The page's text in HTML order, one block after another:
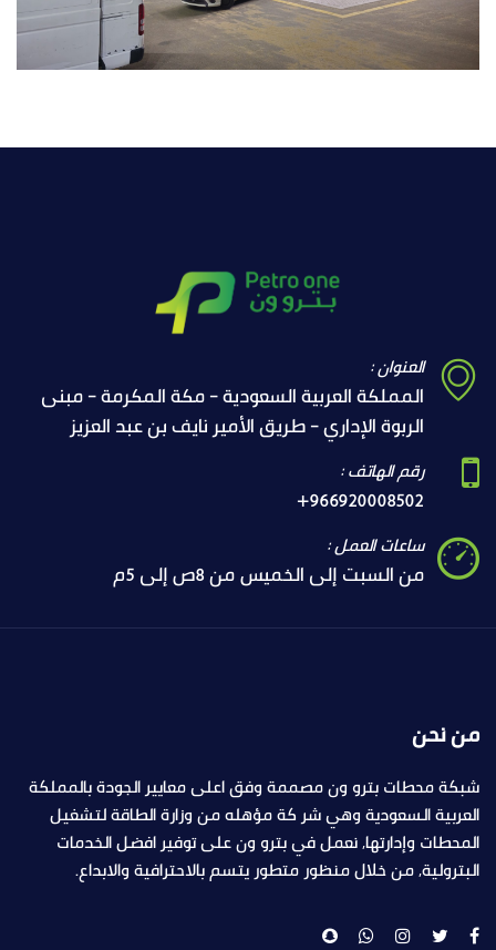
العنوان :
المملكة العربية السعودية - مكة المكرمة - مبنى
الربوة الإداري - طريق الأمير نايف بن عبد العزيز
رقم الهاتف :
+966920008502
ساعات العمل :
من السبت إلى الخميس من 8ص إلى 5م
من نحن
شبكة محطات بترو ون مصممة وفق اعلى معايير الجودة بالمملكة
العربية السعودية وهي شر كة مؤهله من وزارة الطاقة لتشغيل
المحطات وإدارتها, نعمل في بترو ون على توفير افضل الخدمات
البترولية, من خلال منظور متطور يتسم بالاحترافية والابداع.